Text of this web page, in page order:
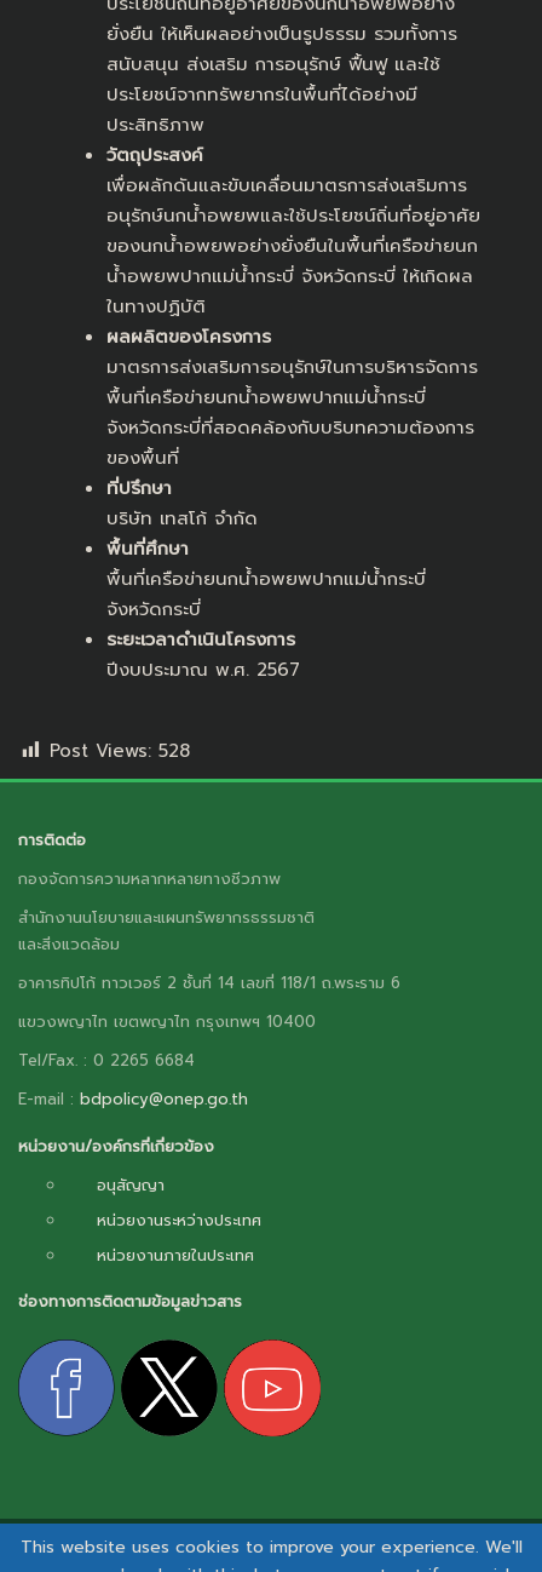
ยั่งยืน ให้เห็นผลอย่างเป็นรูปธรรม รวมทั้งการ
สนับสนุน ส่งเสริม การอนุรักษ์ ฟื้นฟู และใช้
ประโยชน์จากทรัพยากรในพื้นที่ได้อย่างมี
ประสิทธิภาพ
วัตถุประสงค์
เพื่อผลักดันและขับเคลื่อนมาตรการส่งเสริมการ
อนุรักษ์นกน้ำอพยพและใช้ประโยชน์ถิ่นที่อยู่อาศัย
ของนกน้ำอพยพอย่างยั่งยืนในพื้นที่เครือข่ายนก
น้ำอพยพปากแม่น้ำกระบี่ จังหวัดกระบี่ ให้เกิดผล
ในทางปฏิบัติ
ผลผลิตของโครงการ
มาตรการส่งเสริมการอนุรักษ์ในการบริหารจัดการ
พื้นที่เครือข่ายนกน้ำอพยพปากแม่น้ำกระบี่
จังหวัดกระบี่ที่สอดคล้องกับบริบทความต้องการ
ของพื้นที่
ที่ปรึกษา
บริษัท เทสโก้ จำกัด
พื้นที่ศึกษา
พื้นที่เครือข่ายนกน้ำอพยพปากแม่น้ำกระบี่
จังหวัดกระบี่
ระยะเวลาดำเนินโครงการ
ปีงบประมาณ พ.ศ. 2567
Post Views: 528
การติดต่อ
กองจัดการความหลากหลายทางชีวภาพ
สำนักงานนโยบายและแผนทรัพยากรธรรมชาติ
และสิ่งแวดล้อม
อาคารทิปโก้ ทาวเวอร์ 2 ชั้นที่ 14 เลขที่ 118/1 ถ.พระราม 6
แขวงพญาไท เขตพญาไท กรุงเทพฯ 10400
Tel/Fax. : 0 2265 6684
E-mail : bdpolicy@onep.go.th
หน่วยงาน/องค์กรที่เกี่ยวข้อง
อนุสัญญา
หน่วยงานระหว่างประเทศ
หน่วยงานภายในประเทศ
ช่องทางการติดตามข้อมูลข่าวสาร
สงวนลิขสิทธิ์ © 2026 - กลไกการเผยแพร่ข้อมูลข่าวสารความหลากหลายทางชีวภาพ.
This website uses cookies to improve your experience. We'll